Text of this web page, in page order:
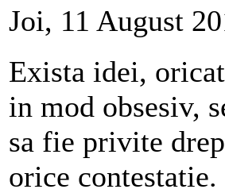
Joi, 11 August
Exista idei, oricat
in mod obsesiv,
sa fie privite
orice